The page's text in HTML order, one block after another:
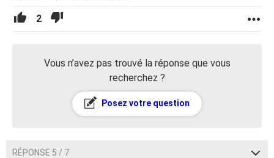
2
Vous n’avez pas trouvé la réponse que vous
recherchez ?
Posez votre question
RÉPONSE 5 / 7